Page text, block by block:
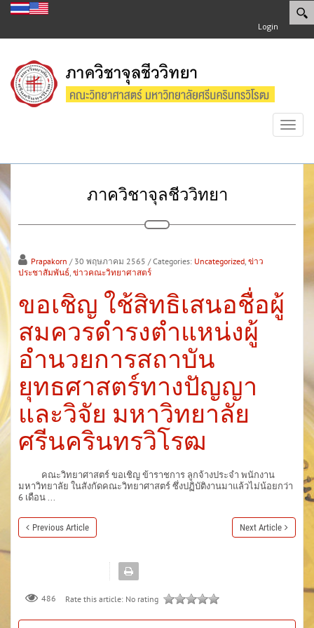
Login
ภาควิชาจุลชีววิทยา
Prapakorn / 30 พฤษภาคม 2565 / Categories: Uncategorized ข่าว
ประชาสัมพันธ์ ข่าวคณะวิทยาศาสตร์
ขอเชิญ ใช้สิทธิเสนอชื่อผู้
สมควรดำรงตำแหน่งผู้
อำนวยการสถาบัน
ยุทธศาสตร์ทางปัญญา
และวิจัย มหาวิทยาลัย
ศรีนครินทรวิโรฒ
คณะวิทยาศาสตร์ ขอเชิญ ข้าราชการ ลูกจ้างประจำ พนักงาน
มหาวิทยาลัย ในสังกัดคณะวิทยาศาสตร์ ซึ่งปฏิบัติงานมาแล้วไม่น้อยกว่า
6 เดือน ...
Previous Article Next Article
486 Rate this article: No rating